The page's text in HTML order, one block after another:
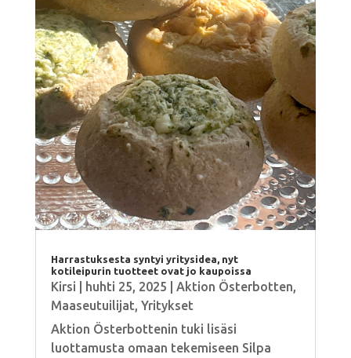
Harrastuksesta syntyi yritysidea, nyt
kotileipurin tuotteet ovat jo kaupoissa
Kirsi huhti 25, 2025 Aktion Österbotten,
Maaseutuilijat, Yritykset
Aktion Österbottenin tuki lisäsi
luottamusta omaan tekemiseen Silpa